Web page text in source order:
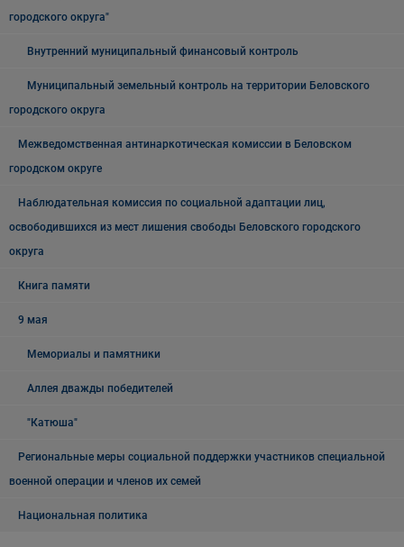
городского округа"
Внутренний муниципальный финансовый контроль
Муниципальный земельный контроль на территории Беловского
городского округа
Межведомственная антинаркотическая комиссии в Беловском
городском округе
Наблюдательная комиссия по социальной адаптации лиц,
освободившихся из мест лишения свободы Беловского городского
округа
Книга памяти
9 мая
Мемориалы и памятники
Аллея дважды победителей
"Катюша"
Региональные меры социальной поддержки участников специальной
военной операции и членов их семей
Национальная политика